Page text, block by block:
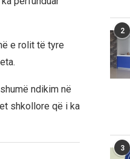
e rolit të tyre
ndikim në
shkollore që i ka
2
3